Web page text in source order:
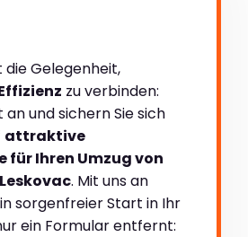
die Gelegenheit,
zu verbinden:
an und sichern Sie sich
attraktive
für Ihren Umzug von
. Mit uns an
sorgenfreier Start in Ihr
ein Formular entfernt: